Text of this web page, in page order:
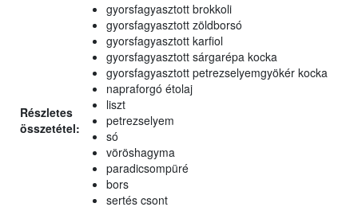
Részletes
összetétel:
gyorsfagyasztott brokkoli
gyorsfagyasztott zöldborsó
gyorsfagyasztott karfiol
gyorsfagyasztott sárgarépa kocka
gyorsfagyasztott petrezselyemgyökér kocka
napraforgó étolaj
liszt
petrezselyem
só
vöröshagyma
paradicsompüré
bors
sertés csont